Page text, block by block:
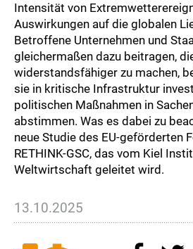
Intensität von
Auswirkungen auf die globalen
Betroffene Unternehmen und
gleichermaßen dazu beitragen,
widerstandsfähiger zu machen,
sie in kritische Infrastruktur
politischen Maßnahmen in
abstimmen. Was es dabei zu
neue Studie des EU-geförderten
RETHINK-GSC, das vom Kiel
Weltwirtschaft geleitet wird.
13.10.2025